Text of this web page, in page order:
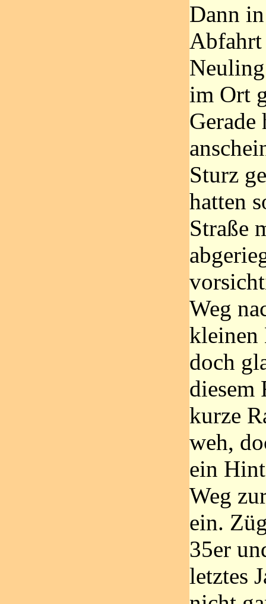
Dann
Abfahrt
im Ort
Gerade
Sturz
hatten
Straße
Weg
kleinen
doch
diesem
kurze
weh,
ein
Weg
ein.
35er
letztes